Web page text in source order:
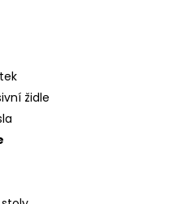
židle
ŠTENDR - VĚŠÁK NA